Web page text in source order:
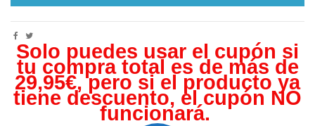
Solo puedes usar el cupón si
tu compra total es de más de
29,95€, pero si el producto ya
tiene descuento, el cupón NO
funcionará.